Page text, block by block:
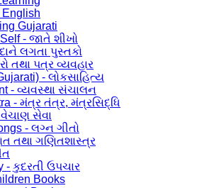
English
Gujarati
- જાતે શીખો
લગતા પુસ્તકો
તથા પત્ર વ્યવહાર
- લોકસાહિત્ય
- વ્યવસ્થા સંચાલન
- મંત્ર તંત્ર, મંત્રસિદ્ધિ
વેચાણ સેવા
- લગ્ન ગીતો
તથા ગણિતશાસ્ત્ર
- કુદરતી ઉપચાર
Books